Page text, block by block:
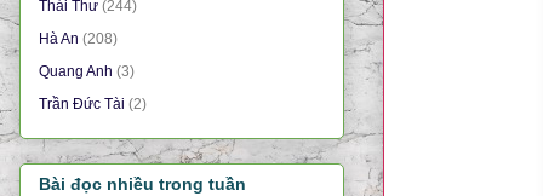
Thái Thư (244)
Hà An (208)
Quang Anh (3)
Trần Đức Tài (2)
Bài đọc nhiều trong tuần